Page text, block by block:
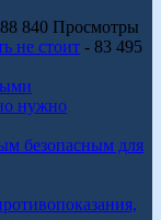
840 Просмотры
не стоит - 83 495
нужно
безопасным для